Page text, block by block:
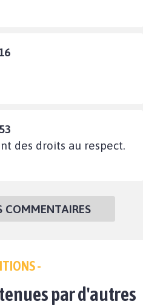
des droits au respect.
COMMENTAIRES
-
par d'autres